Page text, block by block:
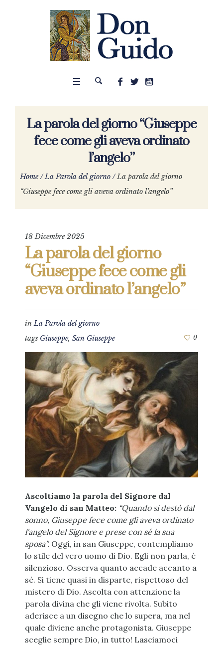
La parola del giorno “Giuseppe
fece come gli aveva ordinato
l’angelo”
Home /La Parola del giorno /La parola del giorno
“Giuseppe fece come gli aveva ordinato l’angelo”
18 Dicembre 2025
La parola del giorno
“Giuseppe fece come gli
aveva ordinato l’angelo”
inLa Parola del giorno
tags Giuseppe, San Giuseppe 0
Ascoltiamo la parola del Signore dal
Vangelo di san Matteo: “Quando si destò dal
sonno, Giuseppe fece come gli aveva ordinato
l’angelo del Signore e prese con sé la sua
sposa”. Oggi, in san Giuseppe, contempliamo
lo stile del vero uomo di Dio. Egli non parla, è
silenzioso. Osserva quanto accade accanto a
sé. Si tiene quasi in disparte, rispettoso del
mistero di Dio. Ascolta con attenzione la
parola divina che gli viene rivolta. Subito
aderisce a un disegno che lo supera, ma nel
quale diviene anche protagonista. Giuseppe
sceglie sempre Dio, in tutto! Lasciamoci